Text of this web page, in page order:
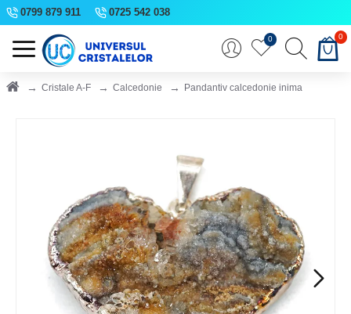
0799 879 911 0725 542 038
0 0
Cristale A-F Calcedonie Pandantiv calcedonie inima